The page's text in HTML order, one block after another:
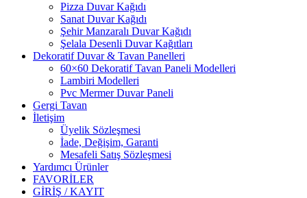
Pizza Duvar Kağıdı
Sanat Duvar Kağıdı
Şehir Manzaralı Duvar Kağıdı
Şelala Desenli Duvar Kağıtları
Dekoratif Duvar & Tavan Panelleri
60×60 Dekoratif Tavan Paneli Modelleri
Lambiri Modelleri
Pvc Mermer Duvar Paneli
Gergi Tavan
İletişim
Üyelik Sözleşmesi
İade, Değişim, Garanti
Mesafeli Satış Sözleşmesi
Yardımcı Ürünler
FAVORİLER
GİRİŞ / KAYIT